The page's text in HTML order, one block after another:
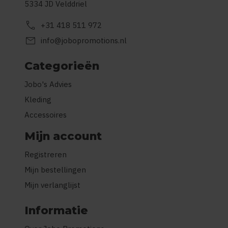
5334 JD Velddriel
call +31 418 511 972
mail info@jobopromotions.nl
Categorieën
Jobo's Advies
Kleding
Accessoires
Mijn account
Registreren
Mijn bestellingen
Mijn verlanglijst
Informatie